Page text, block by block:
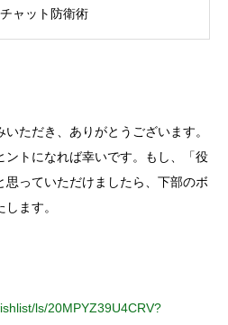
ャット防衛術
ただき、ありがとうございます。
ントになれば幸いです。もし、「役
思っていただけましたら、下部のボ
ます。
ls/20MPYZ39U4CRV?